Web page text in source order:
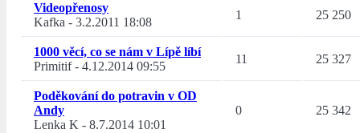
Videopřenosy
Kafka - 3.2.2011 18:08
1 25 250
1000 věcí, co se nám v Lípě líbí
Primitif- 4.12.2014 09:55
11 25 327
Poděkování do potravin v OD
Andy
Lenka K - 8.7.2014 10:01
0 25 342